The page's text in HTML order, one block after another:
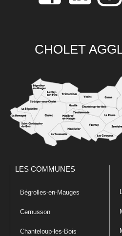
CHOLET
LES COMMUNES
Bégrolles-en-Mauges
Cernusson
Chanteloup-les-Bois